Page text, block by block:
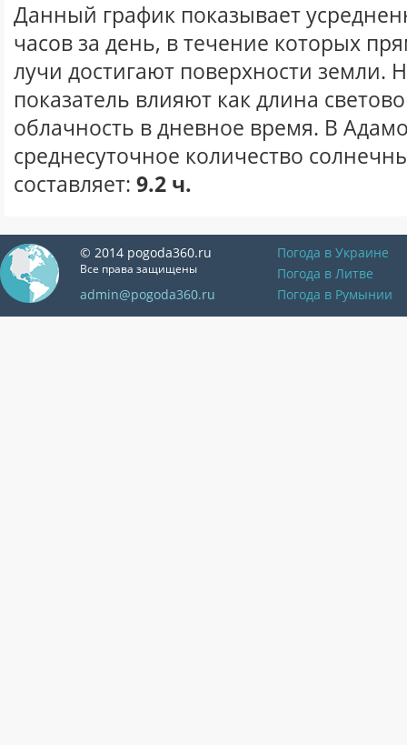
Данный график показывает
часов за день, в течение которых
лучи достигают поверхности земли.
показатель влияют как длина
облачность в дневное время. В
среднесуточное количество
составляет: 9.2 ч.
© 2014 pogoda360.ru
Все права защищены
admin@pogoda360.ru
Погода в Украине
Погода в Литве
Погода в Румынии